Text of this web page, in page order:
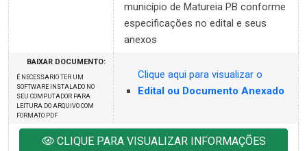
município de Matureia PB conforme
especificações no edital e seus
anexos
BAIXAR DOCUMENTO:
É NECESSARIO TER UM
SOFTWARE INSTALADO NO
SEU COMPUTADOR PARA
LEITURA DO ARQUIVO COM
FORMATO PDF
Clique aqui para visualizar o
Edital ou Documento Anexado
CLIQUE PARA VISUALIZAR INFORMAÇÕES